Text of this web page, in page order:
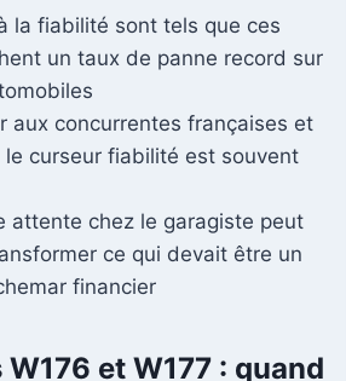
la fiabilité sont tels que ces
un taux de panne record sur
aux concurrentes françaises et
le curseur fiabilité est souvent
attente chez le garagiste peut
ce qui devait être un
financier
et W177 : quand